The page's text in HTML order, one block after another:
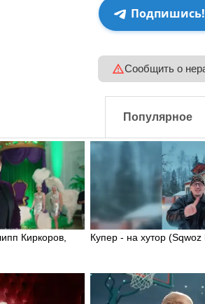
Сообщить о
Популярное
Киркоров,
Купер - на хутор (Sqwoz